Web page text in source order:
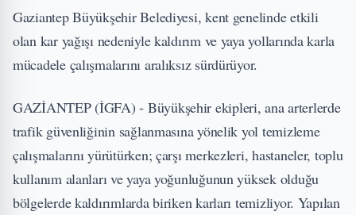
Gaziantep Büyükşehir Belediyesi, kent genelinde etkili
olan kar yağışı nedeniyle kaldırım ve yaya yollarında karla
mücadele çalışmalarını aralıksız sürdürüyor.
GAZİANTEP (İGFA) - Büyükşehir ekipleri, ana arterlerde
trafik güvenliğinin sağlanmasına yönelik yol temizleme
çalışmalarını yürütürken; çarşı merkezleri, hastaneler, toplu
kullanım alanları ve yaya yoğunluğunun yüksek olduğu
bölgelerde kaldırımlarda biriken karları temizliyor. Yapılan